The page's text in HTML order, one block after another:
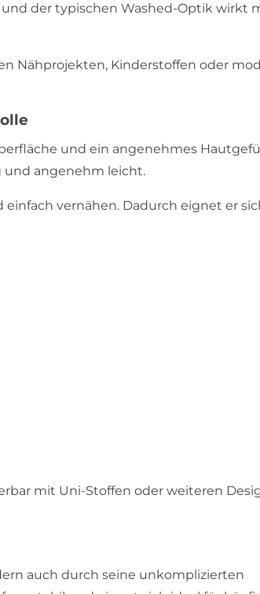
der typischen Washed-Optik wirkt
Nähprojekten, Kinderstoffen oder
und ein angenehmes
und angenehm leicht.
vernähen. Dadurch eignet er
mit Uni-Stoffen oder weiteren
auch durch seine unkomplizierten